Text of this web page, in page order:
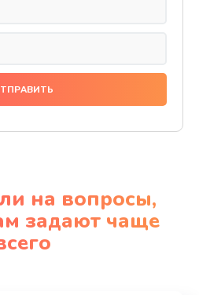
на вопросы,
задают чаще